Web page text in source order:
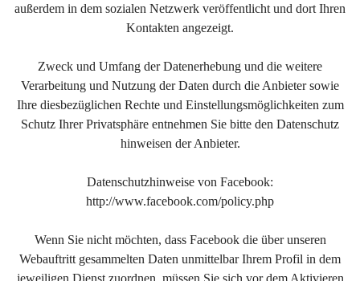
außerdem in dem sozialen Netzwerk veröffentlicht und dort Ihren
Kontakten angezeigt.
Zweck und Umfang der Datenerhebung und die weitere
Verarbeitung und Nutzung der Daten durch die Anbieter sowie
Ihre diesbezüglichen Rechte und Einstellungsmöglichkeiten zum
Schutz Ihrer Privatsphäre entnehmen Sie bitte den Datenschutz
hinweisen der Anbieter.
Datenschutzhinweise von Facebook:
http://www.facebook.com/policy.php
Wenn Sie nicht möchten, dass Facebook die über unseren
Webauftritt gesammelten Daten unmittelbar Ihrem Profil in dem
jeweiligen Dienst zuordnen, müssen Sie sich vor dem Aktivieren